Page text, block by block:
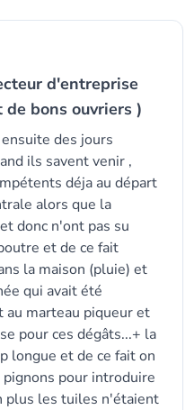
d'entreprise
bons ouvriers )
des jours
ils savent venir ,
déja au départ
alors que la
donc n'ont pas su
et de ce fait
la maison (pluie) et
qui avait été
marteau piqueur et
pour ces dégâts...+ la
longue et de ce fait on
pour introduire
plus les tuiles n'étaient